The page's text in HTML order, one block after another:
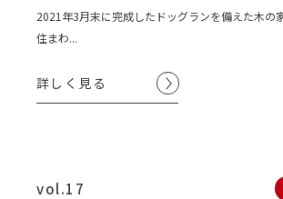
2021年3月末に完成したドッグランを備えた木の
住まわ...
詳しく見る
vol.17